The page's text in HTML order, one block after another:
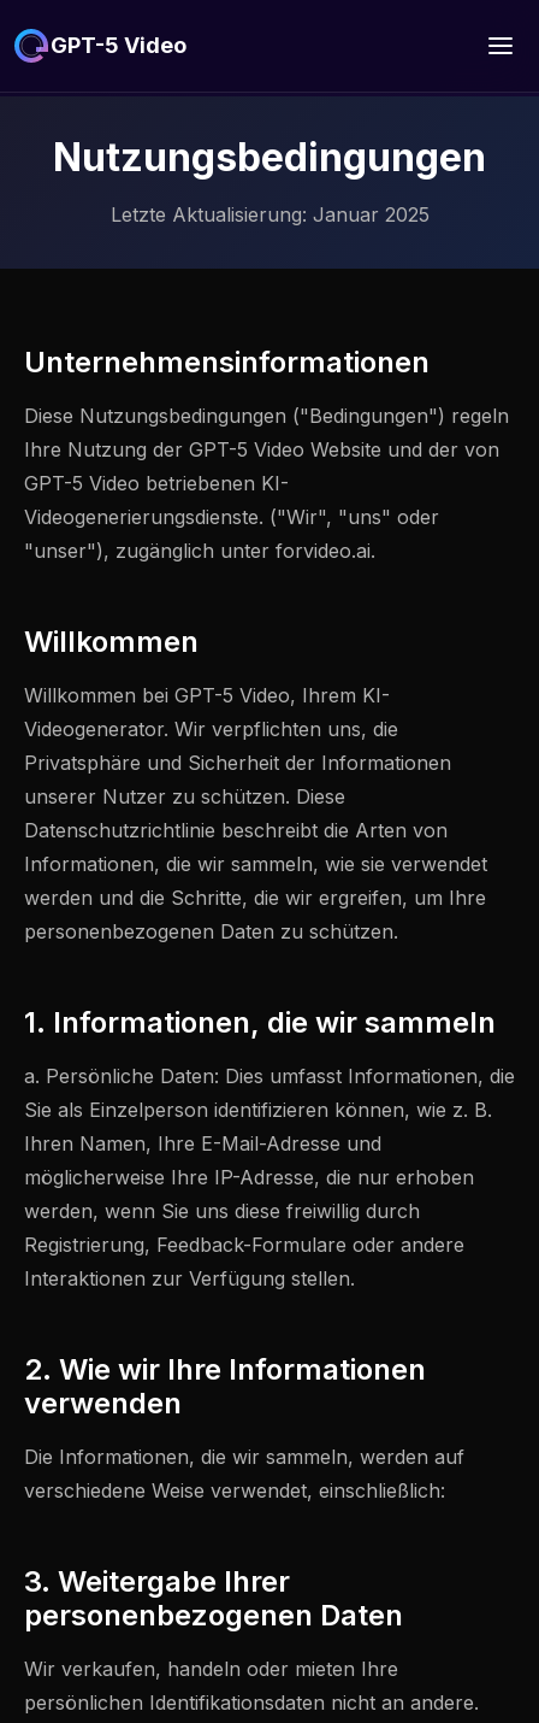
GPT-5 Video
Nutzungsbedingungen
Letzte Aktualisierung: Januar 2025
Unternehmensinformationen
Diese Nutzungsbedingungen ("Bedingungen") regeln
Ihre Nutzung der GPT-5 Video Website und der von
GPT-5 Video betriebenen KI-
Videogenerierungsdienste. ("Wir", "uns" oder
"unser"), zugänglich unter forvideo.ai.
Willkommen
Willkommen bei GPT-5 Video, Ihrem KI-
Videogenerator. Wir verpflichten uns, die
Privatsphäre und Sicherheit der Informationen
unserer Nutzer zu schützen. Diese
Datenschutzrichtlinie beschreibt die Arten von
Informationen, die wir sammeln, wie sie verwendet
werden und die Schritte, die wir ergreifen, um Ihre
personenbezogenen Daten zu schützen.
1. Informationen, die wir sammeln
a. Persönliche Daten: Dies umfasst Informationen, die
Sie als Einzelperson identifizieren können, wie z. B.
Ihren Namen, Ihre E-Mail-Adresse und
möglicherweise Ihre IP-Adresse, die nur erhoben
werden, wenn Sie uns diese freiwillig durch
Registrierung, Feedback-Formulare oder andere
Interaktionen zur Verfügung stellen.
2. Wie wir Ihre Informationen
verwenden
Die Informationen, die wir sammeln, werden auf
verschiedene Weise verwendet, einschließlich:
3. Weitergabe Ihrer
personenbezogenen Daten
Wir verkaufen, handeln oder mieten Ihre
persönlichen Identifikationsdaten nicht an andere.